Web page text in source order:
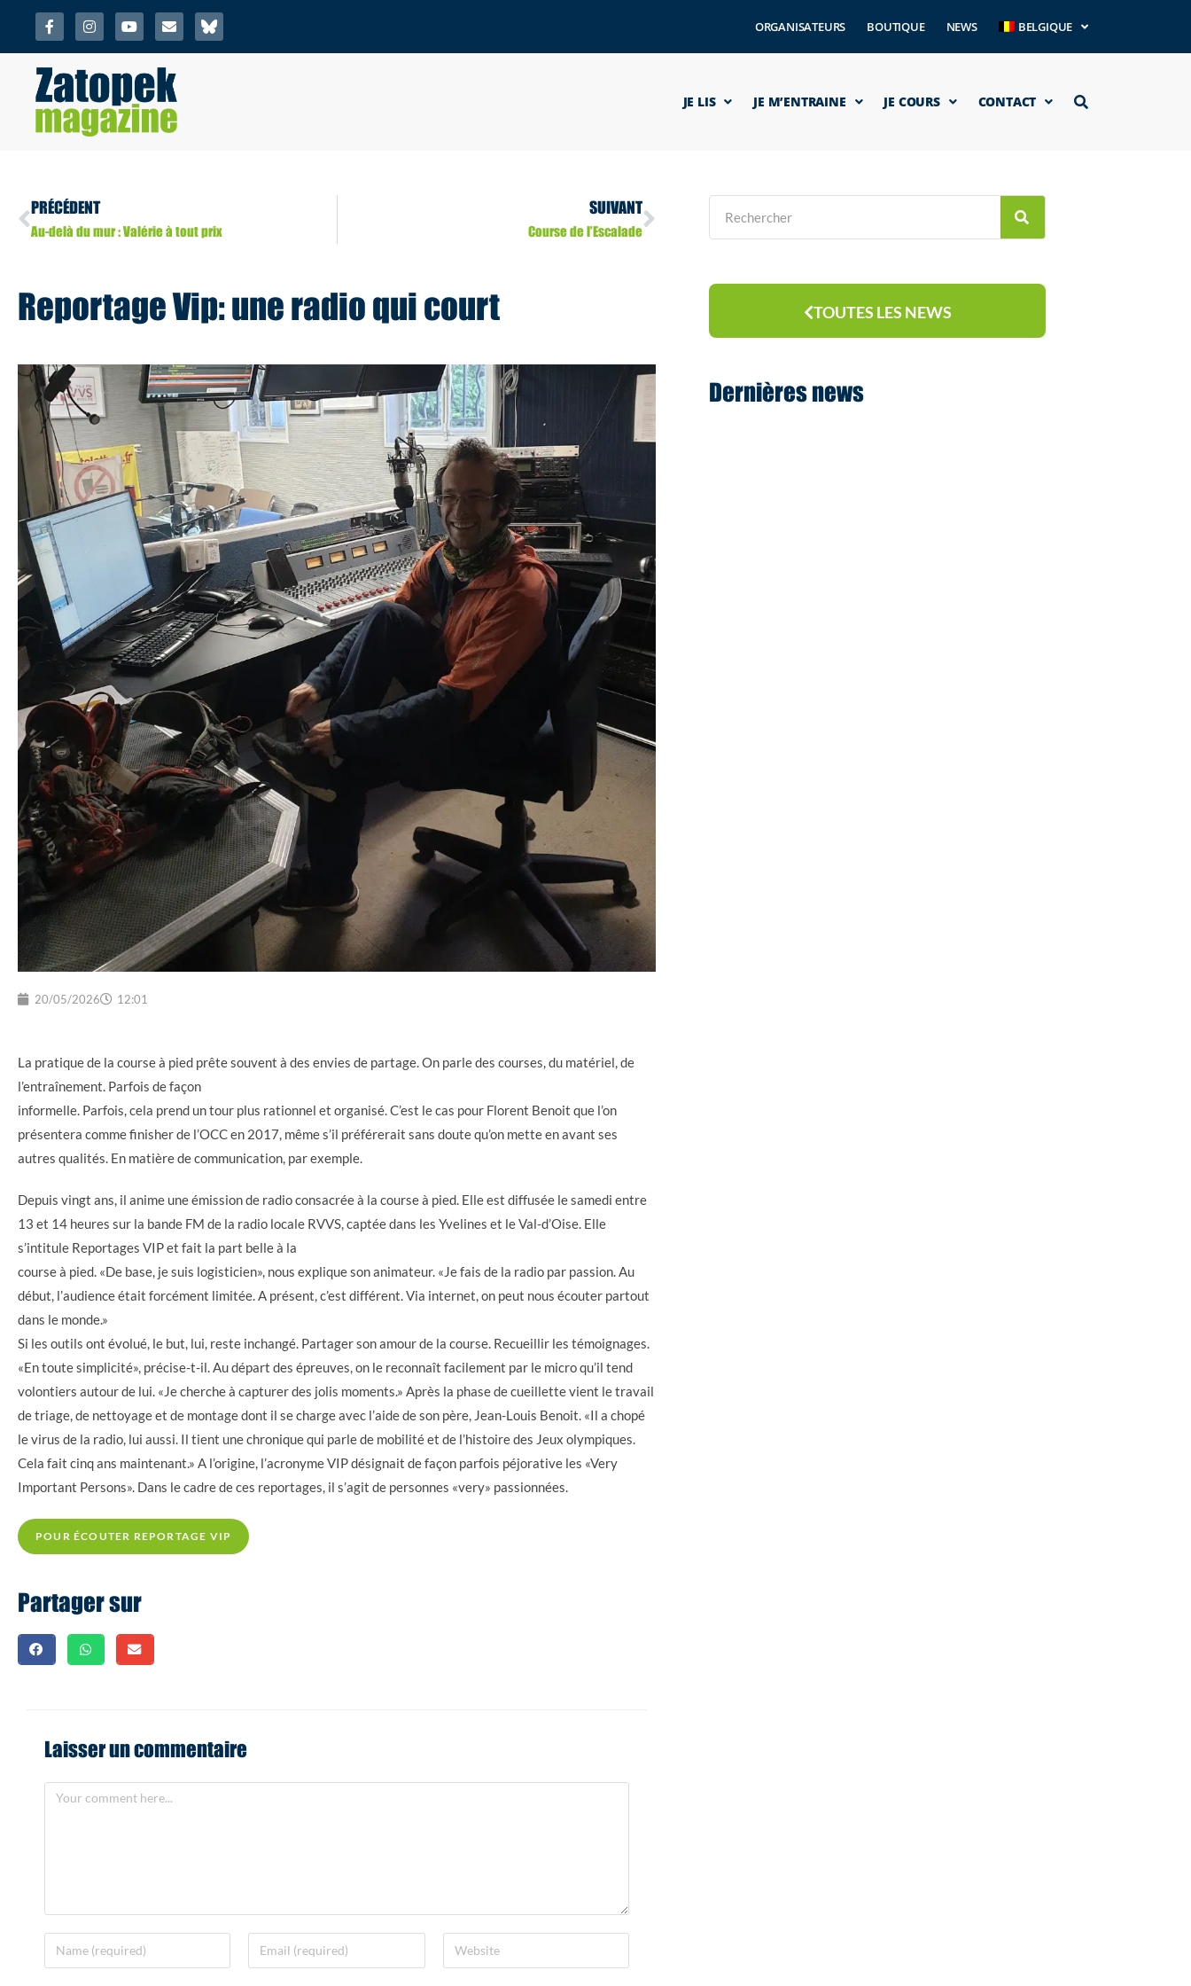
ORGANISATEURS BOUTIQUE NEWS BELGIQUE
JE LIS JE M’ENTRAINE JE COURS CONTACT
PRÉCÉDENT
Au-delà du mur : Valérie à tout prix
SUIVANT
Course de l’Escalade
Reportage Vip: une radio qui court
20/05/2026 12:01
La pratique de la course à pied prête souvent à des envies de partage. On parle des courses, du matériel, de
l’entraînement. Parfois de façon
informelle. Parfois, cela prend un tour plus rationnel et organisé. C’est le cas pour Florent Benoit que l’on
présentera comme finisher de l’OCC en 2017, même s’il préférerait sans doute qu’on mette en avant ses
autres qualités. En matière de communication, par exemple.
Depuis vingt ans, il anime une émission de radio consacrée à la course à pied. Elle est diffusée le samedi entre
13 et 14 heures sur la bande FM de la radio locale RVVS, captée dans les Yvelines et le Val-d’Oise. Elle
s’intitule Reportages VIP et fait la part belle à la
course à pied. «De base, je suis logisticien», nous explique son animateur. «Je fais de la radio par passion. Au
début, l’audience était forcément limitée. A présent, c’est différent. Via internet, on peut nous écouter partout
dans le monde.»
Si les outils ont évolué, le but, lui, reste inchangé. Partager son amour de la course. Recueillir les témoignages.
«En toute simplicité», précise-t-il. Au départ des épreuves, on le reconnaît facilement par le micro qu’il tend
volontiers autour de lui. «Je cherche à capturer des jolis moments.» Après la phase de cueillette vient le travail
de triage, de nettoyage et de montage dont il se charge avec l’aide de son père, Jean-Louis Benoit. «Il a chopé
le virus de la radio, lui aussi. Il tient une chronique qui parle de mobilité et de l’histoire des Jeux olympiques.
Cela fait cinq ans maintenant.» A l’origine, l’acronyme VIP désignait de façon parfois péjorative les «Very
Important Persons». Dans le cadre de ces reportages, il s’agit de personnes «very» passionnées.
POUR ÉCOUTER REPORTAGE VIP
Partager sur
Laisser un commentaire
TOUTES LES NEWS
Dernières news